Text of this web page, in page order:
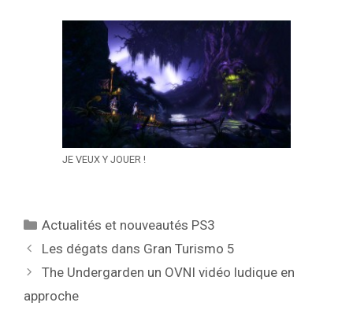
JE VEUX Y JOUER !
Catégories
Actualités et nouveautés PS3
Les dégats dans Gran Turismo 5
The Undergarden un OVNI vidéo ludique en
approche